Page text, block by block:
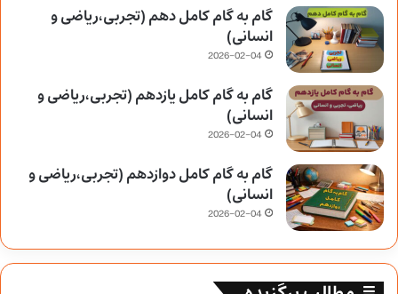
گام به گام کامل دهم (تجربی،ریاضی و
انسانی)
2026-02-04
گام به گام کامل یازدهم (تجربی،ریاضی و
انسانی)
2026-02-04
گام به گام کامل دوازدهم (تجربی،ریاضی و
انسانی)
2026-02-04